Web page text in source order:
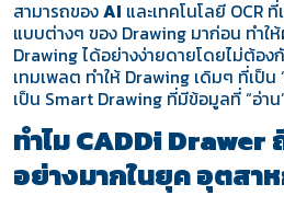
สามารถของAI และเทคโนโลยี OCR ที่
แบบต่างๆ ของ Drawing มาก่อน ทำใ
Drawing ได้อย่างง่ายดายโดยไม่ต้อง
เทมเพลต ทำให้ Drawing เดิมๆ ที่เป็
เป็น Smart Drawing ที่มีข้อมูลที่ “อ่าน”
ทำไม CADDi
อย่างมากในยุค อุตสา